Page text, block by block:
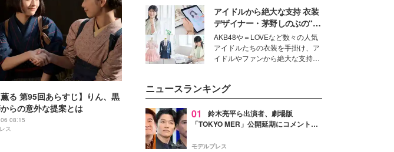
薫る 第95回あらすじ】りん、黒
らの意外な提案とは
08:15
ス
ションの完成度を高めるベースと
して、“髪そのものの美しさ”に改
めて注目する人が増えている様
子。今回は、そんな憧れの艶やか
な髪を日常で叶える、美容好きの
女性たちのヘアケア事情を紹介し
アイドルから絶大な支持 衣装
デザイナー・茅野しのぶの“可
愛い”を作る美学＜「シチズン
クロスシー」インタビュー＞
AKB48や＝LOVEなど数々の人気
アイドルたちの衣装を手掛け、ア
イドルやファンから絶大な支持を
ター・茅野しのぶ。一人ひとりの
個性に寄り添い、魅力を引き出す
衣装作りは、多くの女性たちに勇
気と自信を与え続けている。
ニュースランキング
01
鈴木亮平ら出演者、劇場版
「TOKYO MER」公開延期にコメント
最大の敬意とエールを」
モデルプレス